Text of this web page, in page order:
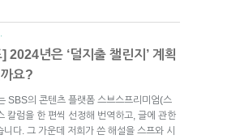
2024년은 ‘덜지출 챌린지’ 계획
요?
SBS의 콘텐츠 플랫폼 스브스프리미엄(스
칼럼을 한 편씩 선정해 번역하고, 글에 관한
다. 그 가운데 저희가 쓴 해설을 스프와 시